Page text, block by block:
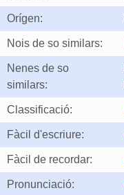
Orígen:
Nois de so similars:
Nenes de so
similars:
Classificació:
Fàcil d'escriure:
Fàcil de recordar:
Pronunciació: